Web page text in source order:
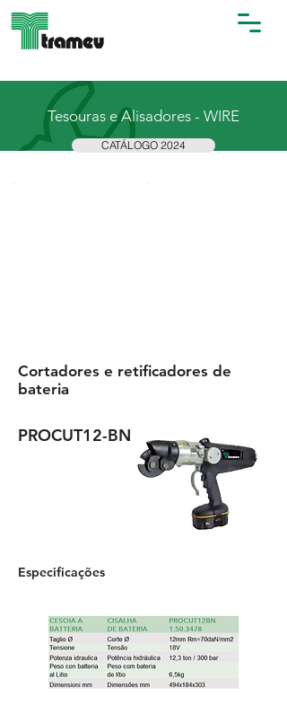
Tesouras e Alisadores - WIRE
CATÁLOGO 2024
Cortadores e retificadores de
bateria
PROCUT12-BN
Especificações